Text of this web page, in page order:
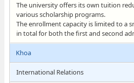
The university offers its own tuition
various scholarship programs.
The enrollment capacity is limited to a
in total for both the first and second
Khoa
International Relations